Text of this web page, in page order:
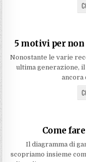
5 motivi per
Nonostante le varie
ultima generazione, il
ancora
Come
Il diagramma di
scopriamo insieme